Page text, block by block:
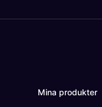
Mina produkter